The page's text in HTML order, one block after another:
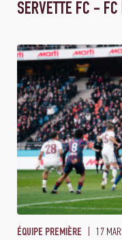
SERVETTE FC -
ÉQUIPE PREMIÈRE 17